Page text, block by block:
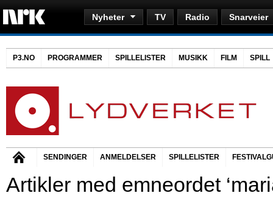
Nyheter TV Radio Snarveier
P3.NO PROGRAMMER SPILLELISTER MUSIKK FILM SPILL
SENDINGER ANMELDELSER SPILLELISTER
Artikler med emneordet